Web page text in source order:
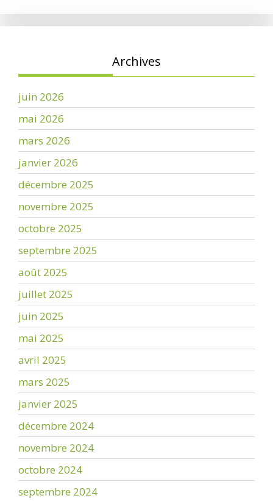
Archives
juin 2026
mai 2026
mars 2026
janvier 2026
décembre 2025
novembre 2025
octobre 2025
septembre 2025
août 2025
juillet 2025
juin 2025
mai 2025
avril 2025
mars 2025
janvier 2025
décembre 2024
novembre 2024
octobre 2024
septembre 2024